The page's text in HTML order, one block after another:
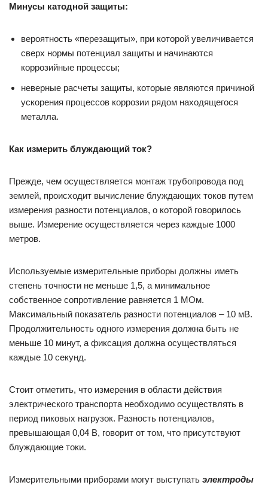
Минусы катодной защиты:
вероятность «перезащиты», при которой увеличивается
сверх нормы потенциал защиты и начинаются
коррозийные процессы;
неверные расчеты защиты, которые являются причиной
ускорения процессов коррозии рядом находящегося
металла.
Как измерить блуждающий ток?
Прежде, чем осуществляется монтаж трубопровода под
землей, происходит вычисление блуждающих токов путем
измерения разности потенциалов, о которой говорилось
выше. Измерение осуществляется через каждые 1000
метров.
Используемые измерительные приборы должны иметь
степень точности не меньше 1,5, а минимальное
собственное сопротивление равняется 1 МОм.
Максимальный показатель разности потенциалов – 10 мВ.
Продолжительность одного измерения должна быть не
меньше 10 минут, а фиксация должна осуществляться
каждые 10 секунд.
Стоит отметить, что измерения в области действия
электрического транспорта необходимо осуществлять в
период пиковых нагрузок. Разность потенциалов,
превышающая 0,04 В, говорит от том, что присутствуют
блуждающие токи.
Измерительными приборами могут выступать электроды